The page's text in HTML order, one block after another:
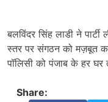
बलविंदर सिंह लाडी ने पार्टी
स्तर पर संगठन को मज़बूत
पॉलिसी को पंजाब के हर
Share: